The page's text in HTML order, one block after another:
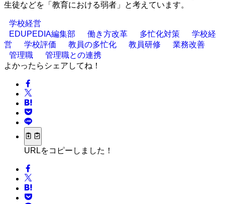
生徒などを「教育における弱者」と考えています。
学校経営
EDUPEDIA編集部
働き方改革 多忙化対策
学校経
営
学校評価 教員の多忙化 教員研修
業務改善
管理職
管理職との連携
よかったらシェアしてね！
URLをコピーしました！